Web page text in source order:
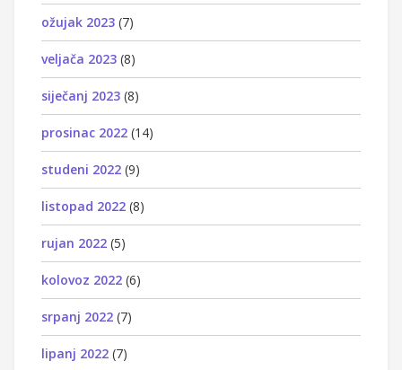
ožujak 2023 (7)
veljača 2023 (8)
siječanj 2023 (8)
prosinac 2022 (14)
studeni 2022 (9)
listopad 2022 (8)
rujan 2022 (5)
kolovoz 2022 (6)
srpanj 2022 (7)
lipanj 2022 (7)